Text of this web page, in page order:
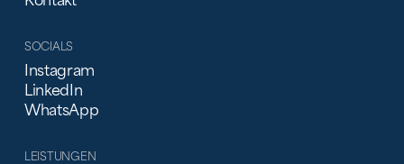
SOCIALS
Instagram
LinkedIn
WhatsApp
LEISTUNGEN